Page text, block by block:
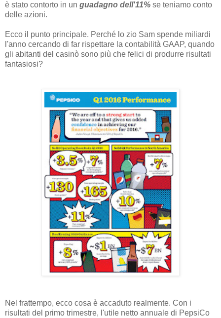
è stato contorto in un guadagno dell'11% se teniamo conto
delle azioni.
Ecco il punto principale. Perché lo zio Sam spende miliardi
l'anno cercando di far rispettare la contabilità GAAP, quando
gli abitanti del casinò sono più che felici di produrre risultati
fantasiosi?
Nel frattempo, ecco cosa è accaduto realmente. Con i
risultati del primo trimestre, l'utile netto annuale di PepsiCo